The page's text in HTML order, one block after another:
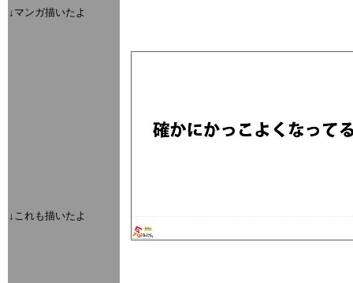
↓マンガ描いたよ
↓これも描いたよ